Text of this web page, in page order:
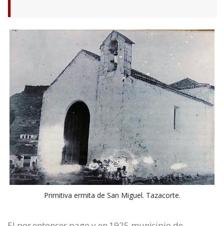
Primitiva ermita de San Miguel. Tazacorte.